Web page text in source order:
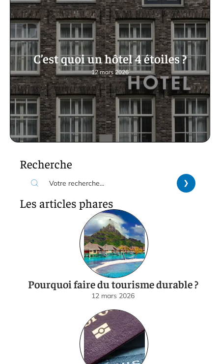
C’est quoi un hôtel 4 étoiles ?
12 mars 2026
Recherche
Les articles phares
Pourquoi faire du tourisme durable ?
12 mars 2026